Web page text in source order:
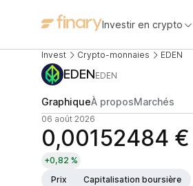
Investir en crypto
Invest Crypto-monnaies EDEN
EDENEDEN
GraphiqueÀ proposMarchés
06 août 2026
0,00152484 €
+0,82 %
Prix
Capitalisation boursière